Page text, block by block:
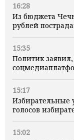
16:28
Из бюджета
рублей
15:35
Политик
15:17
Избирательные
голосов
15:02